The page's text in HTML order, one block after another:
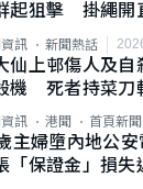
起狙擊 掛繩開
訊 新聞熱話
仙上邨傷人及
機 死者持菜刀
訊 港聞 首頁新聞
主婦墮內地公
「保證金」損失